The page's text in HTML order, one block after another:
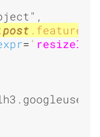
s
u
s
post
= '